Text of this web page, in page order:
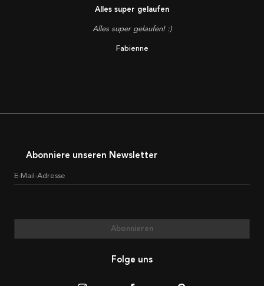
Alles super gelaufen
Alles super gelaufen! :)
Fabienne
Abonniere unseren Newsletter
E-Mail-Adresse
Abonnieren
Folge uns